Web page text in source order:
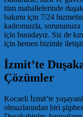
tüm mahallelerinde
bakımı için 7/24
kadromuzla,
için buradayız. Siz de
için hemen bizimle
İzmit’te
Çözümler
Kocaeli İzmit’te
olmazlarından biri